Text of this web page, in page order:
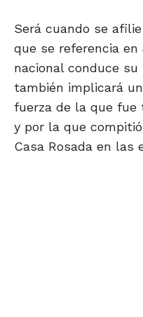
Será cuando se
que se referencia en
nacional conduce su
también implicará
fuerza de la que fue
y por la que
Casa Rosada en las